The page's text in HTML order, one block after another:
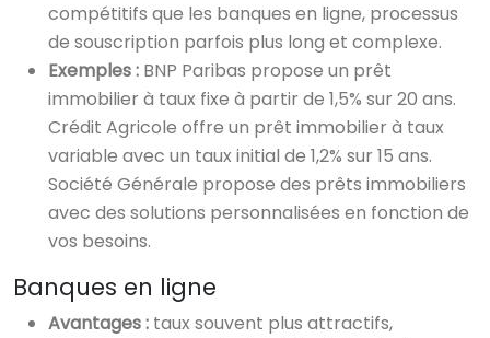
compétitifs que les banques en ligne, processus
de souscription parfois plus long et complexe.
Exemples : BNP Paribas propose un prêt
immobilier à taux fixe à partir de 1,5% sur 20 ans.
Crédit Agricole offre un prêt immobilier à taux
variable avec un taux initial de 1,2% sur 15 ans.
Société Générale propose des prêts immobiliers
avec des solutions personnalisées en fonction de
vos besoins.
Banques en ligne
Avantages : taux souvent plus attractifs,